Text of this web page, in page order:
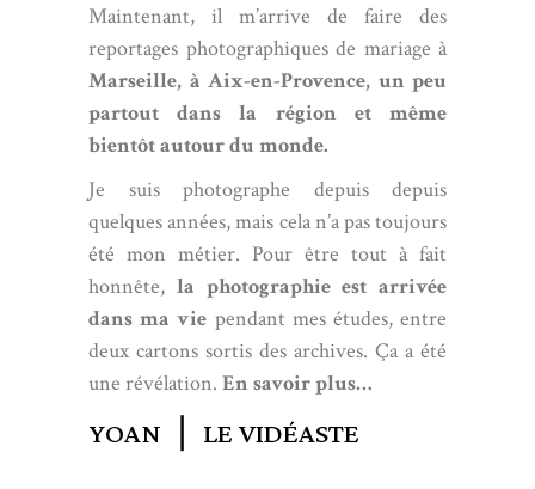
Maintenant, il m’arrive de faire des
reportages photographiques de mariage à
Marseille, à Aix-en-Provence, un peu
partout dans la région et même
bientôt autour du monde.
Je suis photographe depuis depuis
quelques années, mais cela n’a pas toujours
été mon métier. Pour être tout à fait
honnête, la photographie est arrivée
dans ma vie pendant mes études, entre
deux cartons sortis des archives. Ça a été
une révélation. En savoir plus…
YOAN ❘ LE VIDÉASTE